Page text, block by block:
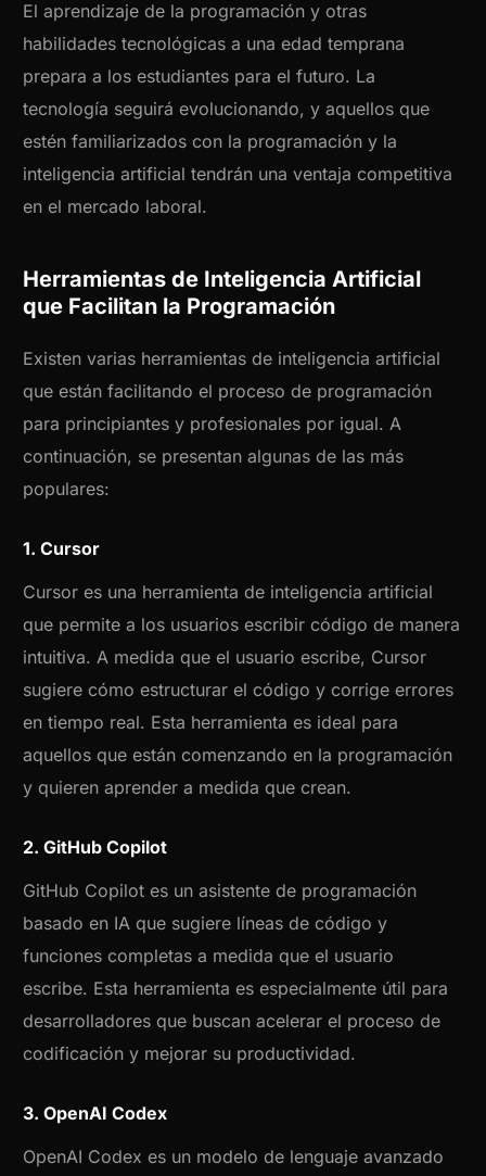
El aprendizaje de la programación y otras
habilidades tecnológicas a una edad temprana
prepara a los estudiantes para el futuro. La
tecnología seguirá evolucionando, y aquellos que
estén familiarizados con la programación y la
inteligencia artificial tendrán una ventaja competitiva
en el mercado laboral.
Herramientas de Inteligencia Artificial
que Facilitan la Programación
Existen varias herramientas de inteligencia artificial
que están facilitando el proceso de programación
para principiantes y profesionales por igual. A
continuación, se presentan algunas de las más
populares:
1. Cursor
Cursor es una herramienta de inteligencia artificial
que permite a los usuarios escribir código de manera
intuitiva. A medida que el usuario escribe, Cursor
sugiere cómo estructurar el código y corrige errores
en tiempo real. Esta herramienta es ideal para
aquellos que están comenzando en la programación
y quieren aprender a medida que crean.
2. GitHub Copilot
GitHub Copilot es un asistente de programación
basado en IA que sugiere líneas de código y
funciones completas a medida que el usuario
escribe. Esta herramienta es especialmente útil para
desarrolladores que buscan acelerar el proceso de
codificación y mejorar su productividad.
3. OpenAI Codex
OpenAI Codex es un modelo de lenguaje avanzado